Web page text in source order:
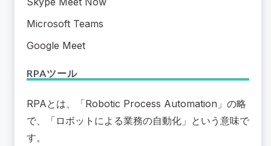
Microsoft Teams
Google Meet
RPAツール
RPAとは、「Robotic Process Automation」の略
で、「ロボットによる業務の自動化」という意味で
す。